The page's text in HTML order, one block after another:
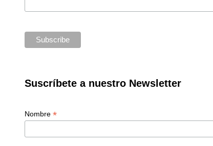
Suscríbete a nuestro Newsletter
Nombre *